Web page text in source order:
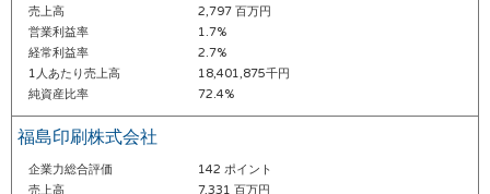
売上高
2,797 百万円
営業利益率
1.7%
経常利益率
2.7%
1人あたり売上高
18,401,875千円
純資産比率
72.4%
福島印刷株式会社
企業力総合評価
142 ポイント
売上高
7,331 百万円